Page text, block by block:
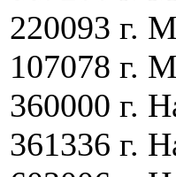
220093 г.
107078 г.
360000 г.
361336 г.